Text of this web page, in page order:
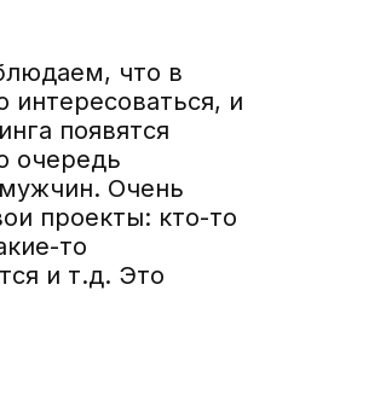
что в
и
появятся
очередь
Очень
проекты: кто-то
то
и т.д. Это